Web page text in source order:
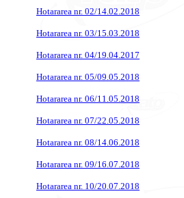
Hotararea nr. 02/14.02.2018
Hotararea nr. 03/15.03.2018
Hotararea nr. 04/19.04.2017
Hotararea nr. 05/09.05.2018
Hotararea nr. 06/11.05.2018
Hotararea nr. 07/22.05.2018
Hotararea nr. 08/14.06.2018
Hotararea nr. 09/16.07.2018
Hotararea nr. 10/20.07.2018